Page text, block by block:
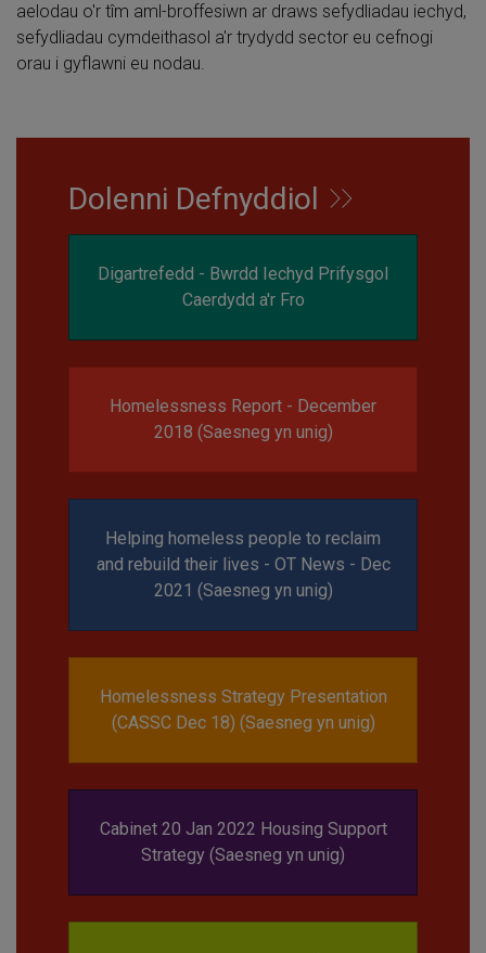
aelodau o'r tîm aml-broffesiwn ar draws sefydliadau iechyd,
sefydliadau cymdeithasol a'r trydydd sector eu cefnogi
orau i gyflawni eu nodau.
Dolenni Defnyddiol
Digartrefedd - Bwrdd Iechyd Prifysgol
Caerdydd a'r Fro
Homelessness Report - December
2018 (Saesneg yn unig)
Helping homeless people to reclaim
and rebuild their lives - OT News - Dec
2021 (Saesneg yn unig)
Homelessness Strategy Presentation
(CASSC Dec 18) (Saesneg yn unig)
Cabinet 20 Jan 2022 Housing Support
Strategy (Saesneg yn unig)